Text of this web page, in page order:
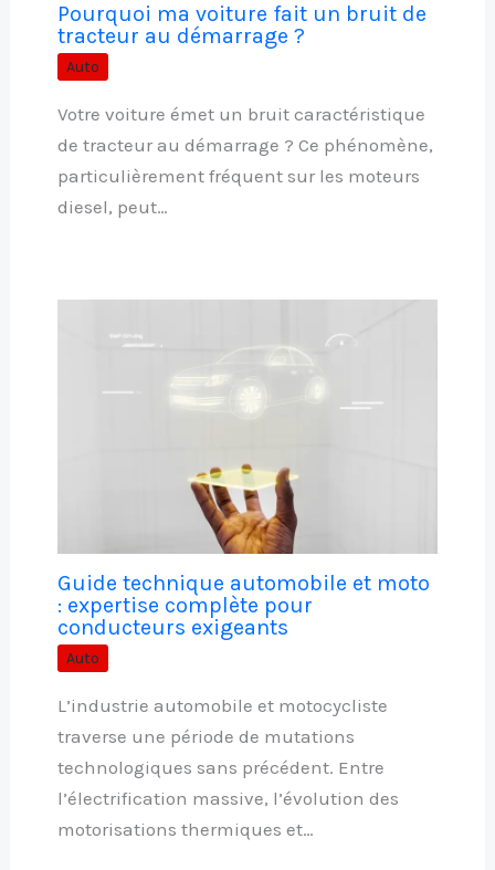
Pourquoi ma voiture fait un bruit de
tracteur au démarrage ?
Auto
Votre voiture émet un bruit caractéristique
de tracteur au démarrage ? Ce phénomène,
particulièrement fréquent sur les moteurs
diesel, peut…
Guide technique automobile et moto
: expertise complète pour
conducteurs exigeants
Auto
L’industrie automobile et motocycliste
traverse une période de mutations
technologiques sans précédent. Entre
l’électrification massive, l’évolution des
motorisations thermiques et…